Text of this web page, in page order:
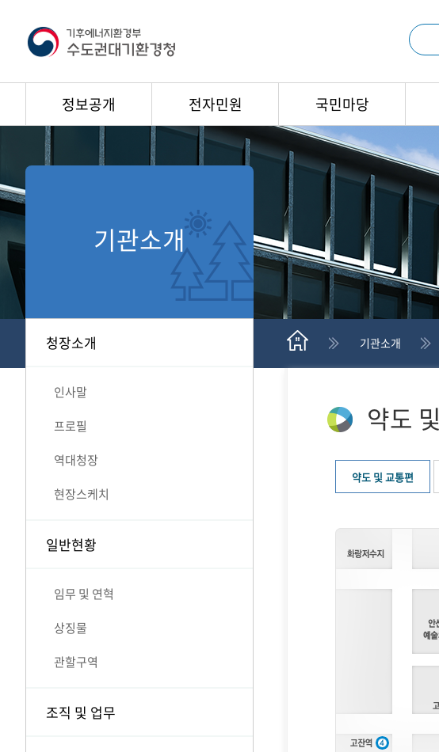
정보공개 전자민원 국민마당
기관소개
기관소개
청장소개
인사말
프로필
역대청장
현장스케치
일반현황
임무 및 연혁
상징물
관할구역
조직 및 업무
약도
약도 및 교통편